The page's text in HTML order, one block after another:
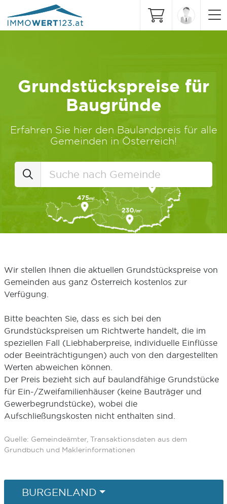
Grundstückspreise für
Baugründe
Erfahren Sie hier den Baulandpreis für alle
Gemeinden in Österreich!
Wir stellen Ihnen die aktuellen Grundstückspreise von
Gemeinden aus ganz Österreich kostenlos zur
Verfügung.
Bitte beachten Sie, dass es sich bei den
Grundstückspreisen um Richtwerte handelt, die im
speziellen Fall (Liebhaberpreise, individuelle Einflüsse
oder Beeinträchtigungen) auch von den dargestellten
Werten abweichen können.
Der Preis bezieht sich auf baulandfähige Grundstücke
für Ein-/Zweifamilienhäuser (keine Bauträger und
Gewerbegrundstücke), wobei die
Aufschließungskosten nicht enthalten sind.
Quelle: Gemeindeämter, Transaktionsdaten aus dem
Grundbuch und Maklerinformationen
BURGENLAND